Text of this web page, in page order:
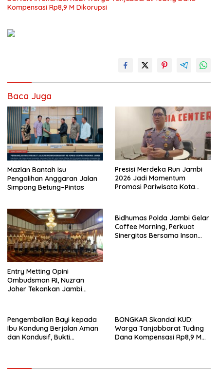
Kompensasi Rp8,9 M Dikorupsi
Baca Juga
Mazlan Bantah Isu
Pengalihan Anggaran Jalan
Simpang Betung–Pintas
Presisi Merdeka Run Jambi
2026 Jadi Momentum
Promosi Pariwisata Kota
Entry Metting Opini
Ombudsman RI, Nuzran
Joher Tekankan Jambi
Bidhumas Polda Jambi Gelar
Coffee Morning, Perkuat
Sinergitas Bersama Insan
Pengembalian Bayi kepada
Ibu Kandung Berjalan Aman
dan Kondusif, Bukti
BONGKAR Skandal KUD:
Warga Tanjabbarat Tuding
Dana Kompensasi Rp8,9 M